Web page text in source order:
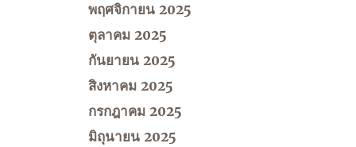
พฤศจิกายน 2025
ตุลาคม 2025
กันยายน 2025
สิงหาคม 2025
กรกฎาคม 2025
มิถุนายน 2025